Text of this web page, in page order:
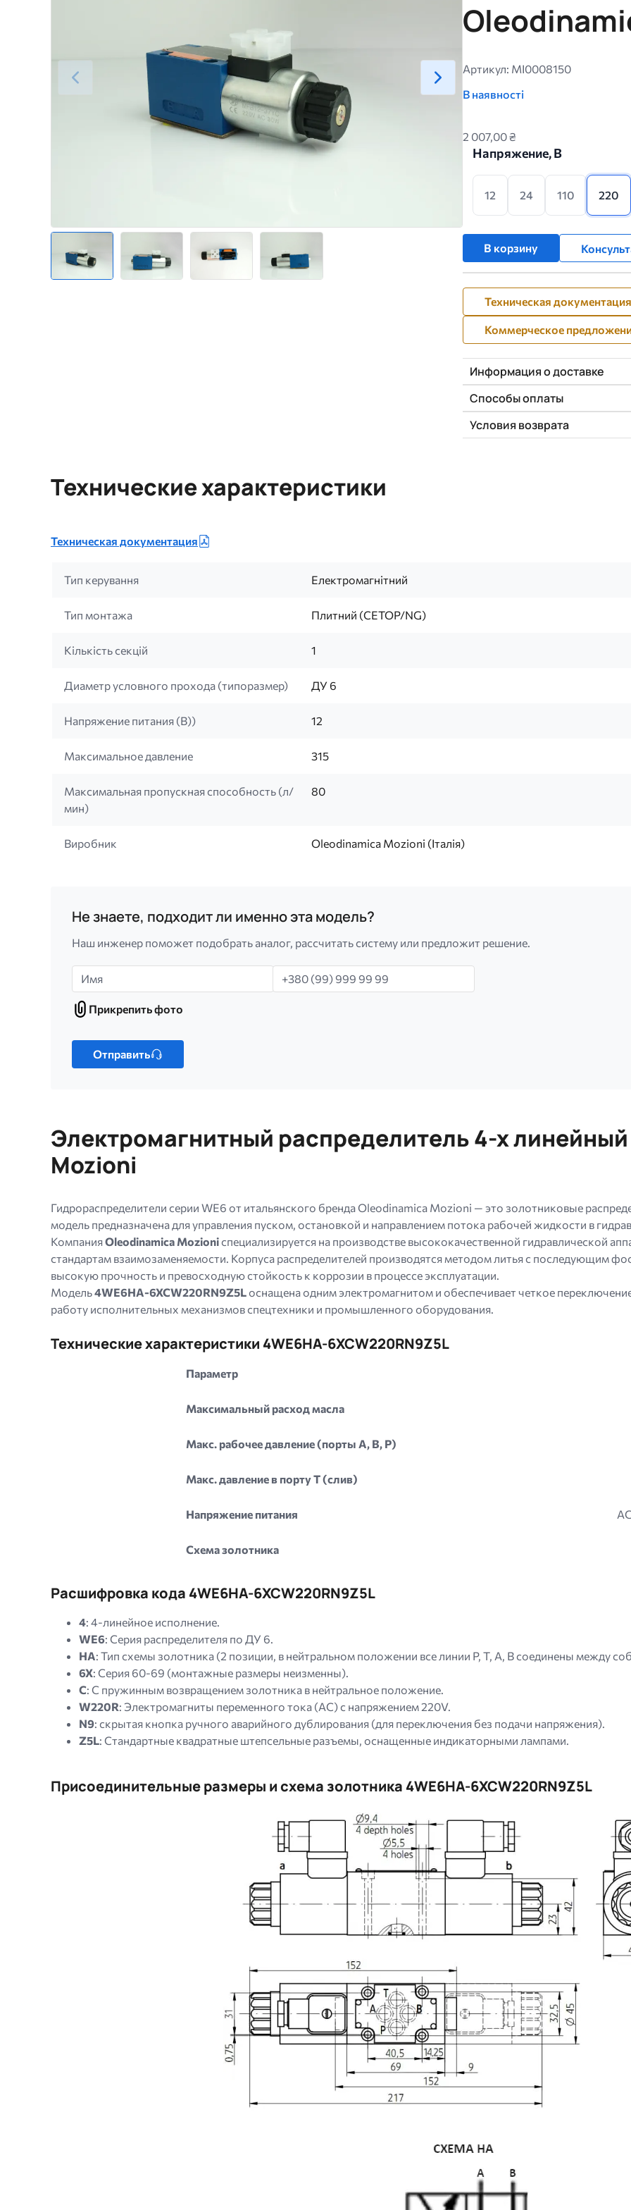
Артикул: MI0008150
В наявності
2 007,00 ₴
Напряжение, В
12 24 110 220
В корзину
Техническая документация
Коммерческое
Информация о доставке
Способы оплаты
Условия возврата
Технические характеристики
Техническая документация
Тип керування Електромагнітний
Тип монтажа Плитний (CETOP/NG)
Кількість секцій 1
Диаметр условного прохода (типоразмер) ДУ 6
Напряжение питания (B)) 12
Максимальное давление 315
Максимальная пропускная способность (л/
мин)
80
Виробник Oleodinamica Mozioni (Італія)
Не знаете, подходит ли именно эта модель?
Наш инженер поможет подобрать аналог, рассчитать систему или предложит решение.
Имя Телефон
Прикрепить
Прикрепить фото
один
файл.
Допустимые
gif
Отправить
Электромагнитный распределитель 4-х
Mozioni
Гидрораспределители серии WE6 от итальянского бренда Oleodinamica Mozioni — это золотниковые
модель предназначена для управления пуском, остановкой и направлением потока рабочей жидкости в
КомпанияOleodinamica Mozioniспециализируется на производстве высококачественной гидравлической
стандартам взаимозаменяемости. Корпуса распределителей производятся методом литья с последующим
высокую прочность и превосходную стойкость к коррозии в процессе эксплуатации.
Модель4WE6HA-6XCW220RN9Z5Lоснащена одним электромагнитом и обеспечивает четкое
работу исполнительных механизмов спецтехники и промышленного оборудования.
Технические характеристики 4WE6HA-6XCW220RN9Z5L
Параметр
Максимальный расход масла
Макс. рабочее давление (порты A, B, P)
Макс. давление в порту T (слив)
Напряжение питания
Схема золотника
Расшифровка кода 4WE6HA-6XCW220RN9Z5L
4: 4-линейное исполнение.
WE6: Серия распределителя по ДУ 6.
HA: Тип схемы золотника (2 позиции, в нейтральном положении все линии P, T, A, B соединены между
6X: Серия 60-69 (монтажные размеры неизменны).
C: С пружинным возвращением золотника в нейтральное положение.
W220R: Электромагниты переменного тока (AC) с напряжением 220V.
N9: скрытая кнопка ручного аварийного дублирования (для переключения без подачи напряжения).
Z5L: Стандартные квадратные штепсельные разъемы, оснащенные индикаторными лампами.
Присоединительные размеры и схема золотника 4WE6HA-6XCW220RN9Z5L